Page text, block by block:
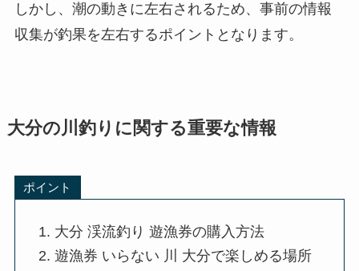
しかし、潮の動きに左右されるため、事前の情報
収集が釣果を左右するポイントとなります。
大分の川釣りに関する重要な情報
ポイント
大分 渓流釣り 遊漁券の購入方法
遊漁券 いらない 川 大分で楽しめる場所